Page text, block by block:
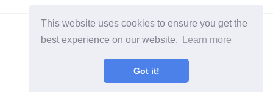
This website uses cookies to ensure you get the
best experience on our website.
Learn more
Got it!
2026 ©BuruNews
Toutes catégories